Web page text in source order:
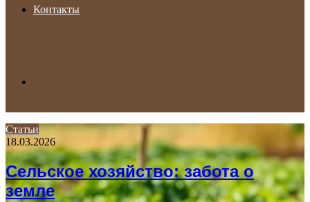
Контакты
for
Статьи
18.03.2026
Сельское хозяйство: забота о
земле